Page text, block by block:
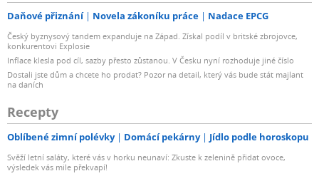
Daňové přiznání Novela zákoníku práce Nadace EPCG
Český byznysový tandem expanduje na Západ. Získal podíl v britské zbrojovce,
konkurentovi Explosie
Inflace klesla pod cíl, sazby přesto zůstanou. V Česku nyní rozhoduje jiné číslo
Dostali jste dům a chcete ho prodat? Pozor na detail, který vás bude stát majlant
na daních
Recepty
Oblíbené zimní polévky Domácí pekárny Jídlo podle horoskopu
Svěží letní saláty, které vás v horku neunaví: Zkuste k zelenině přidat ovoce,
výsledek vás mile překvapí!